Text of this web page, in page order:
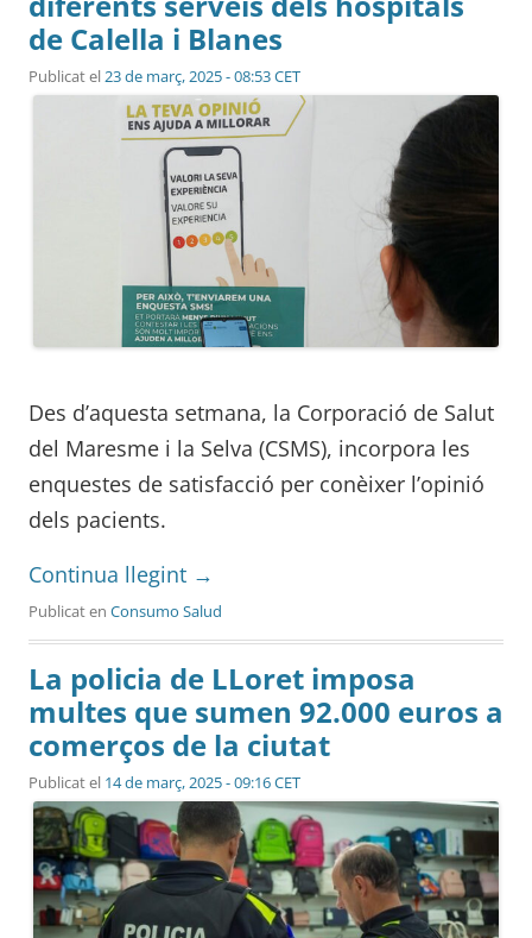
de Calella i Blanes
Publicat el23 de març, 2025 - 08:53 CET
Des d’aquesta setmana, la Corporació de Salut
del Maresme i la Selva (CSMS), incorpora les
enquestes de satisfacció per conèixer l’opinió
dels pacients.
Continua llegint →
Publicat en Consumo Salud
La policia de LLoret imposa
multes que sumen 92.000 euros a
comerços de la ciutat
Publicat el 14 de març, 2025 - 09:16 CET